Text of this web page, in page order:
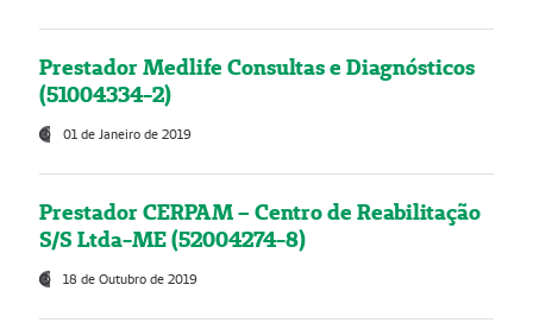
Prestador Medlife Consultas e Diagnósticos
(51004334-2)
01 de Janeiro de 2019
Prestador CERPAM – Centro de Reabilitação
S/S Ltda-ME (52004274-8)
18 de Outubro de 2019